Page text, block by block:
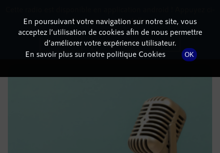
DÉTAILS DE L'ÉPISODE
10 mars 2023à 13h59 , durée : Invalid date
En poursuivant votre navigation sur notre site, vous
acceptez l’utilisation de cookies afin de nous permettre
d’améliorer votre expérience utilisateur.
En savoir plus sur notre politique Cookies
OK
dessous pour l'installer.
Non merci Télécharger l'application